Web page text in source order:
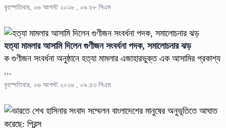
বৃহস্পতিবার, ০৬ আগস্ট ২০২৬ , ০৯:৫৮ পিএম
হত্যা মামলার আসামি দিলেন গুণীজন সংবর্ধনা পদক, সমালোচনার ঝড়
ক গুণীজন সংবর্ধনা অনুষ্ঠানে হত্যা মামলার এজাহারভুক্ত এক আসামির প্রকাশ্য
...
বৃহস্পতিবার, ০৬ আগস্ট ২০২৬ , ০৯:৫৩ পিএম